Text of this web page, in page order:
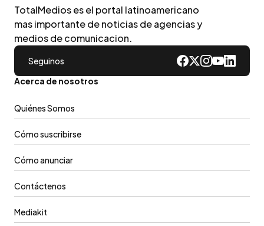
TotalMedios es el portal latinoamericano
mas importante de noticias de agencias y
medios de comunicacion.
Seguinos
Acerca de nosotros
Quiénes Somos
Cómo suscribirse
Cómo anunciar
Contáctenos
Mediakit